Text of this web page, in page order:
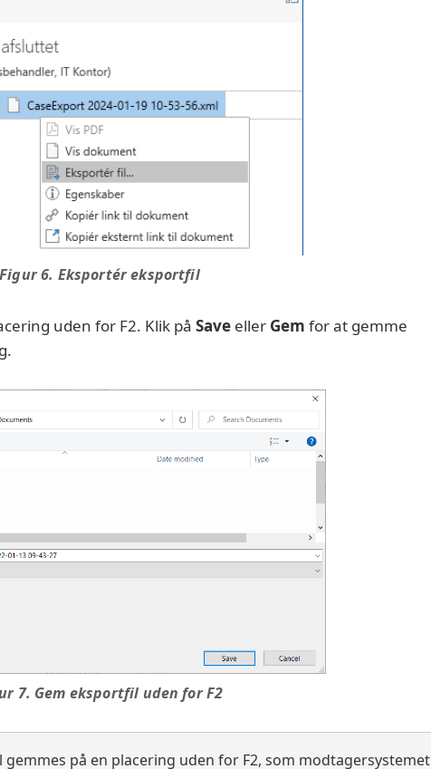
Figur 6. Eksportér eksportfil
uden for F2. Klik på Save eller Gem for at gemme
7. Gem eksportfil uden for F2
på en placering uden for F2, som modtagersystemet